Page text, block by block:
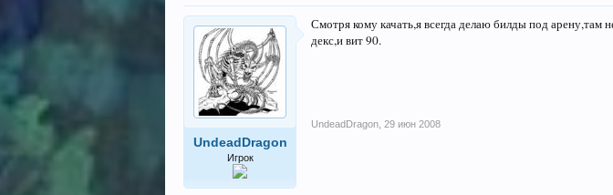
UndeadDragon
Игрок
Смотря кому качать,я всегда делаю билды под
декс,и вит 90.
UndeadDragon 29 июн 2008